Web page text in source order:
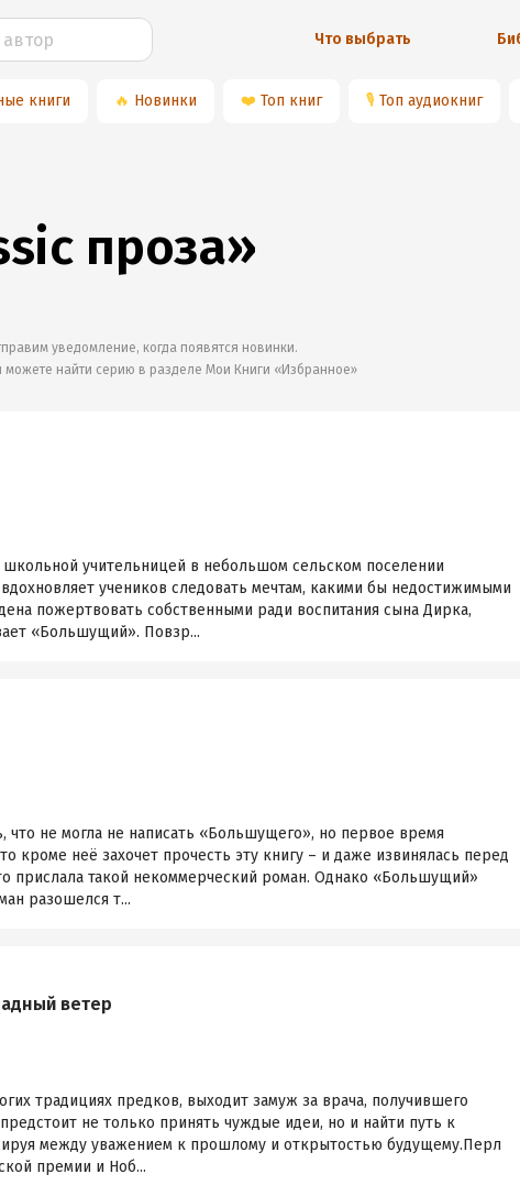
Что выбрать
книги 🔥 Новинки ❤️ Топ книг 🎙 Топ аудиокниг
проза»
уведомление, когда появятся новинки.
можете найти серию в разделе Мои Книги «Избранное»
учительницей в небольшом сельском поселении
учеников следовать мечтам, какими бы недостижимыми
пожертвовать собственными ради воспитания сына Дирка,
«Большущий». Повзр...
что не могла не написать «Большущего», но первое время
кроме неё захочет прочесть эту книгу – и даже извинялась перед
прислала такой некоммерческий роман. Однако «Большущий»
разошелся т...
ветер
традициях предков, выходит замуж за врача, получившего
не только принять чуждые идеи, но и найти путь к
между уважением к прошлому и открытостью будущему.Перл
премии и Ноб...